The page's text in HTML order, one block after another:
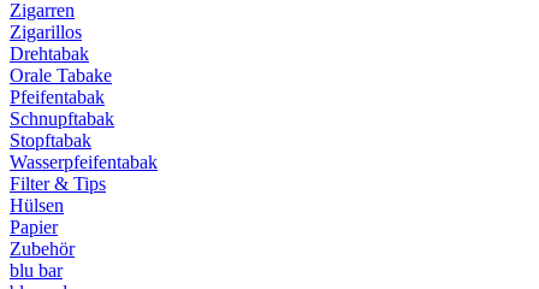
Zigarren
Zigarillos
Drehtabak
Orale Tabake
Pfeifentabak
Schnupftabak
Stopftabak
Wasserpfeifentabak
Filter & Tips
Hülsen
Papier
Zubehör
blu bar